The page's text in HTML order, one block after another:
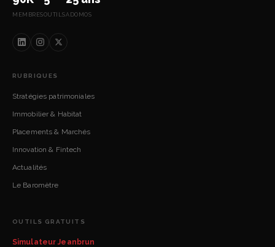
MEMBRESOUTILS ADOMOS
RUBRIQUES
Stratégies patrimoniales
Immobilier & Habitat
Placements & Marchés
Innovation & Fintech
Actualités
Le Baromètre
OUTILS GRATUITS
Simulateur Jeanbrun